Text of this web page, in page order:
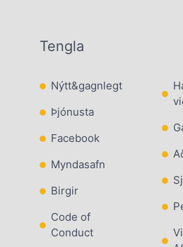
Tengla
Nýtt&gagnlegt
Þjónusta
Facebook
Myndasafn
Birgir
Code of
Conduct